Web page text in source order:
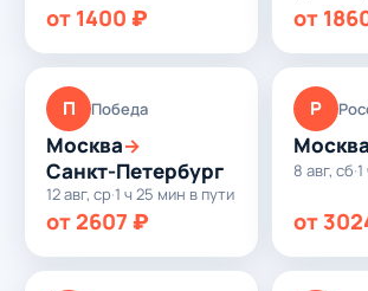
от 1400 ₽ от
П Победа
Москва→
Санкт-Петербург
12 авг, ср·1 ч 25 мин в пути
от 2607 ₽
Р
Москва
8 авг, сб·
от